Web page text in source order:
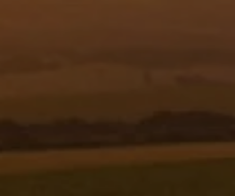
2,6 X 350 PVC -